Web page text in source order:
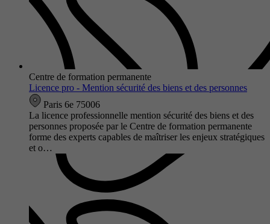
Centre de formation permanente
Licence pro - Mention sécurité des biens et des personnes
Paris 6e 75006
La licence professionnelle mention sécurité des biens et des
personnes proposée par le Centre de formation permanente
forme des experts capables de maîtriser les enjeux stratégiques
et o…